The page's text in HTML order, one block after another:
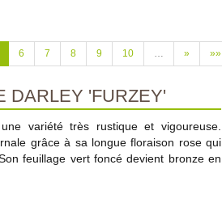
6 7 8 9 10 … » »»
DARLEY 'FURZEY'
variété très rustique et vigoureuse.
grâce à sa longue floraison rose qui
feuillage vert foncé devient bronze en